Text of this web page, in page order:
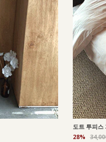
도트 투피스
28%